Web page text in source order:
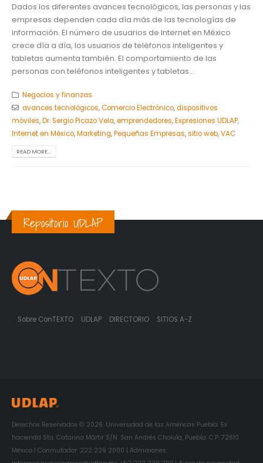
Dados los diferentes avances tecnológicos, las personas y las
empresas dependen cada día más de las tecnologías de
información. El número de usuarios de Internet en México
crece día a día, los usuarios de teléfonos inteligentes y
tabletas aumenta también. El comportamiento de las
personas con teléfonos inteligentes y tabletas...
Negocios y finanzas
avances tecnológicos,Comercio Electrónico,dispositivos
móviles,Dr. Sergio Picazo Vela,emprendedores,Expresiones UDLAP,
Internet en México,Marketing,Pequeñas Empresas,sitio web,VAC
READ MORE...
Repositorio UDLAP
Sobre ConTEXTO UDLAP DIRECTORIO SITIOS A-Z
Derechos Reservados © 2026. Universidad de las Américas Puebla. Ex
hacienda Sta. Catarina Mártir S/N. San Andrés Cholula, Puebla. C.P. 72810.
México | Conmutador: 222 229 2000 | Admisiones: